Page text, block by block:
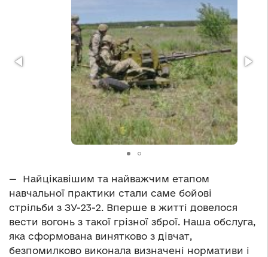
— Найцікавішим та найважчим етапом
навчальної практики стали саме бойові
стрільби з ЗУ-23-2. Вперше в житті довелося
вести вогонь з такої грізної зброї. Наша обслуга,
яка сформована винятково з дівчат,
безпомилково виконала визначені нормативи і